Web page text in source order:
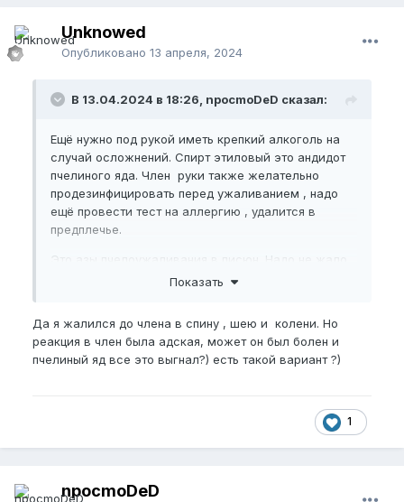
Unknowed
Опубликовано 13 апреля, 2024
В 13.04.2024 в 18:26, npocmoDeD сказал:
Ещё нужно под рукой иметь крепкий алкоголь на
случай осложнений. Спирт этиловый это андидот
пчелиного яда. Член руки также желательно
продезинфицировать перед ужаливанием , надо
ещё провести тест на аллергию , удалится в
предплечье.
Это азы пчелоужаливания в писюн. Надо не жало
доставать сразу , а прочитать самостоятельно что
Показать
Да я жалился до члена в спину , шею и колени. Но
реакция в член была адская, может он был болен и
пчелиный яд все это выгнал?) есть такой вариант ?)
1
npocmoDeD